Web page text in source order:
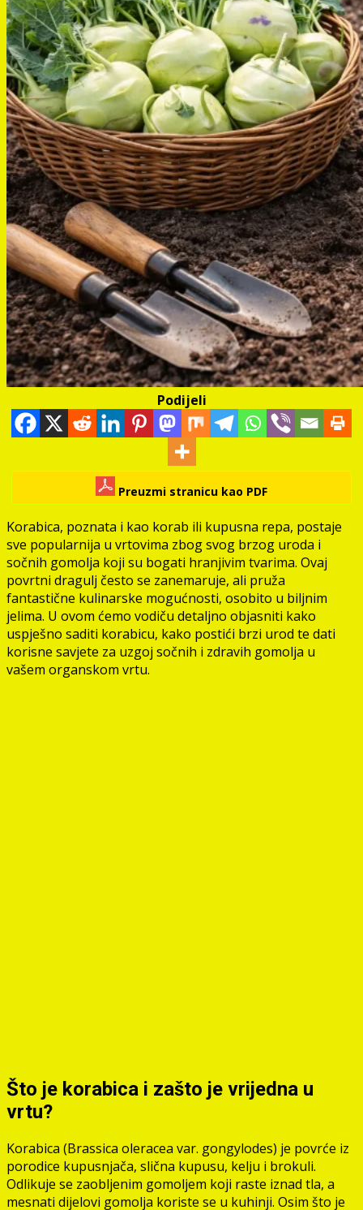
Podijeli
Preuzmi stranicu kao PDF
Korabica, poznata i kao korab ili kupusna repa, postaje
sve popularnija u vrtovima zbog svog brzog uroda i
sočnih gomolja koji su bogati hranjivim tvarima. Ovaj
povrtni dragulj često se zanemaruje, ali pruža
fantastične kulinarske mogućnosti, osobito u biljnim
jelima. U ovom ćemo vodiču detaljno objasniti kako
uspješno saditi korabicu, kako postići brzi urod te dati
korisne savjete za uzgoj sočnih i zdravih gomolja u
vašem organskom vrtu.
Što je korabica i zašto je vrijedna u
vrtu?
Korabica (Brassica oleracea var. gongylodes) je povrće iz
porodice kupusnjača, slična kupusu, kelju i brokuli.
Odlikuje se zaobljenim gomoljem koji raste iznad tla, a
mesnati dijelovi gomolja koriste se u kuhinji. Osim što je